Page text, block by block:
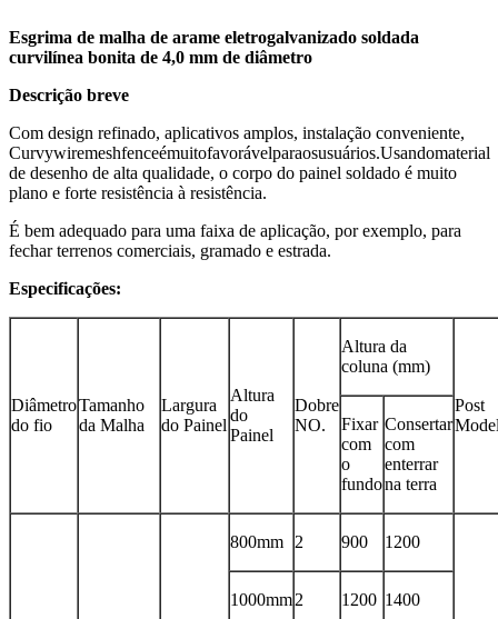
Esgrima de malha de arame eletrogalvanizado soldada
curvilínea bonita de 4,0 mm de diâmetro
Descrição breve
Com design refinado, aplicativos amplos, instalação conveniente,
Curvywiremeshfenceémuitofavorávelparaosusuários.Usandomaterial
de desenho de alta qualidade, o corpo do painel soldado é muito
plano e forte resistência à resistência.
É bem adequado para uma faixa de aplicação, por exemplo, para
fechar terrenos comerciais, gramado e estrada.
Especificações:
Diâmetro
do fio
Tamanho
da Malha
Largura
do Painel
Altura
do
Painel
Dobre
NO.
Altura da
coluna (mm)
Post
Fixar
com
o
fundo
Consertar
com
enterrar
na terra
800mm 2 900 1200
1000mm2 1200 1400